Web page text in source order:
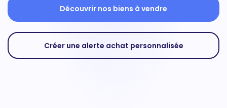
Découvrir nos biens à vendre
Créer une alerte achat personnalisée